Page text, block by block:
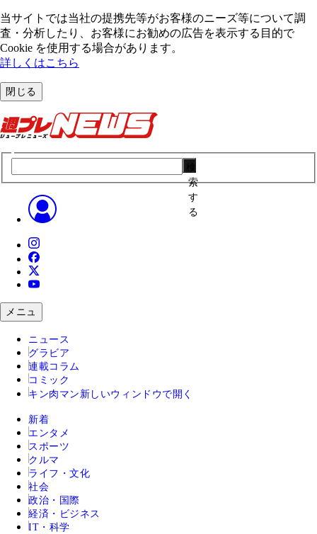
当サイトでは当社の提携先等がお客様のニーズ等について調
査・分析したり、お客様にお勧めの広告を表⽰する⽬的で
Cookie を使⽤する場合があります。
詳しくはこちら
閉じる
索
す
る
メニュ
ニュース
グラビア
連載コラム
コミック
キン肉マン 新しいウィンドウで開く
新着
エンタメ
スポーツ
クルマ
ライフ・文化
社会
政治・国際
経済・ビジネス
IT・科学